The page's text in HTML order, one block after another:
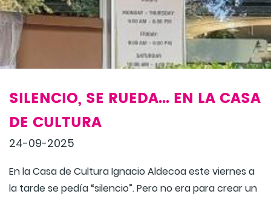
SILENCIO, SE RUEDA... EN LA CASA
DE CULTURA
24-09-2025
En la Casa de Cultura Ignacio Aldecoa este viernes a
la tarde se pedía “silencio”. Pero no era para crear un